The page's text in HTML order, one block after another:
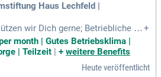
Haus Lechfeld |
wir Dich gerne; Betriebliche Al
ist zum 10. des Vormonats ber
Du erhältst ein Job Rad; Ein
ausgehängt; Extra Urlaub durch Sc
+
month | Gutes Betriebsklima |
| Teilzeit | + weitere Benefits
Heute veröffentlicht